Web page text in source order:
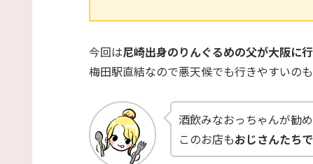
今回は尼崎出身のりんぐるめの父が大阪に
梅田駅直結なので悪天候でも行きやすいの
酒飲みなおっちゃんが勧
このお店もおじさんたち